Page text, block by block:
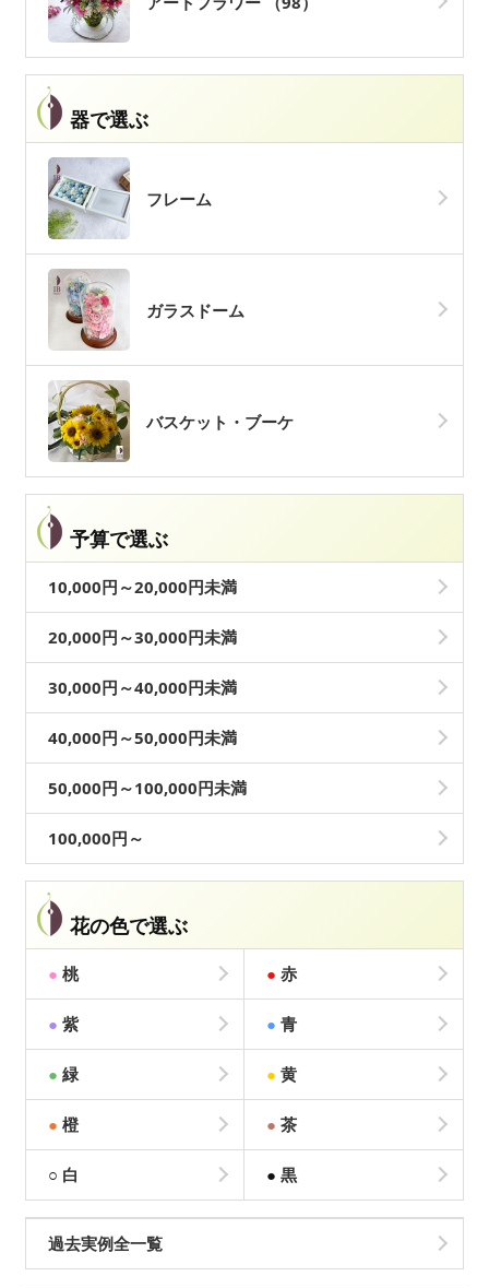
器で選ぶ
フレーム
ガラスドーム
バスケット・ブーケ
予算で選ぶ
10,000円～20,000円未満
20,000円～30,000円未満
30,000円～40,000円未満
40,000円～50,000円未満
50,000円～100,000円未満
100,000円～
花の色で選ぶ
● 桃 ● 赤
● 紫 ● 青
● 緑 ● 黄
● 橙 ● 茶
○ 白 ● 黒
過去実例全一覧